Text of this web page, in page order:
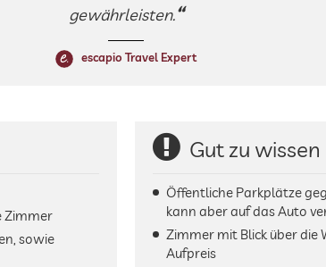
gewährleisten.
escapio Travel Expert
Zimmer
sowie
Gut zu wissen
Öffentliche Parkplätze
kann aber auf das Auto
Zimmer mit Blick über
Aufpreis